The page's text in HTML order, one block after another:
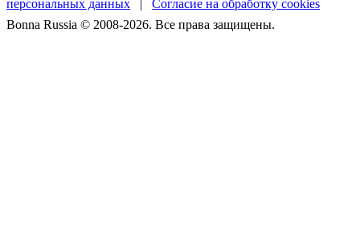
персональных данных | Согласие на обработку cookies
Bonna Russia © 2008-2026. Все права защищены.